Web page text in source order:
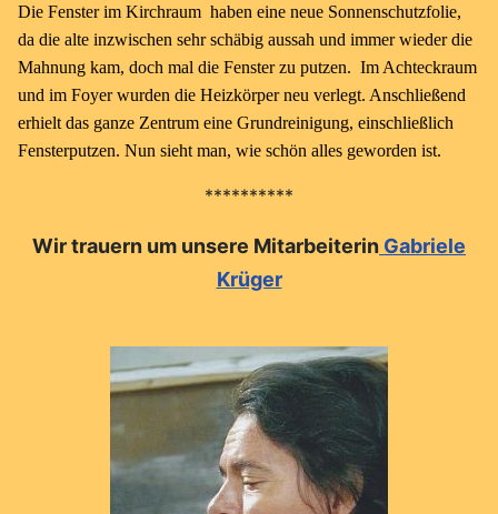
Die Fenster im Kirchraum haben eine neue Sonnenschutzfolie,
da die alte inzwischen sehr schäbig aussah und immer wieder die
Mahnung kam, doch mal die Fenster zu putzen. Im Achteckraum
und im Foyer wurden die Heizkörper neu verlegt. Anschließend
erhielt das ganze Zentrum eine Grundreinigung, einschließlich
Fensterputzen. Nun sieht man, wie schön alles geworden ist.
**********
Wir trauern um unsere Mitarbeiterin Gabriele
Krüger